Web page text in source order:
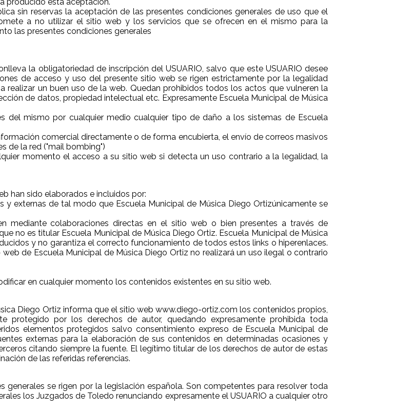
sin reservas la aceptación de las presentes condiciones generales de uso que el
a no utilizar el sitio web y los servicios que se ofrecen en el mismo para la
las presentes condiciones generales
la obligatoriedad de inscripción del USUARIO, salvo que este USUARIO desee
de acceso y uso del presente sitio web se rigen estrictamente por la legalidad
un buen uso de la web. Quedan prohibidos todos los actos que vulneren la
de datos, propiedad intelectual etc. Expresamente Escuela Municipal de Música
del mismo por cualquier medio cualquier tipo de daño a los sistemas de Escuela
comercial directamente o de forma encubierta, el envío de correos masivos
de la red ("mail bombing")
momento el acceso a su sitio web si detecta un uso contrario a la legalidad, la
han sido elaborados e incluidos por:
y externas de tal modo que Escuela Municipal de Música Diego Ortizúnicamente se
mediante colaboraciones directas en el sitio web o bien presentes a través de
no es titular Escuela Municipal de Música Diego Ortiz. Escuela Municipal de Música
y no garantiza el correcto funcionamiento de todos estos links o hiperenlaces.
de Escuela Municipal de Música Diego Ortiz no realizará un uso ilegal o contrario
en cualquier momento los contenidos existentes en su sitio web.
Diego Ortiz informa que el sitio web www.diego-ortiz.com los contenidos propios,
por los derechos de autor, quedando expresamente prohibida toda
elementos protegidos salvo consentimiento expreso de Escuela Municipal de
externas para la elaboración de sus contenidos en determinadas ocasiones y
citando siempre la fuente. El legítimo titular de los derechos de autor de estas
de las referidas referencias.
generales se rigen por la legislación española. Son competentes para resolver toda
los Juzgados de Toledo renunciando expresamente el USUARIO a cualquier otro